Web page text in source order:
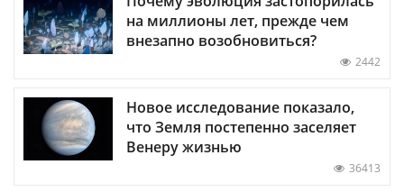
на миллионы лет, прежде чем
внезапно возобновиться?
2442
Новое исследование показало,
что Земля постепенно заселяет
Венеру жизнью
36413